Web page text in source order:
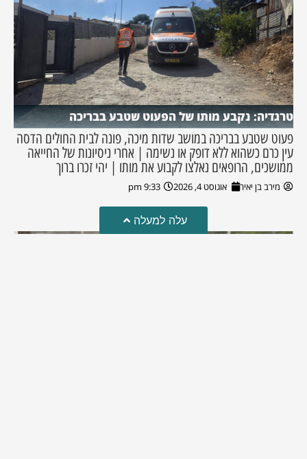
טרגדיה: נקבע מותו של הפעוט שטבע בבריכה
פעוט שטבע בבריכה במושב שדות מיכה, פונה לבית החולים הדסה
עין כרם כשהוא ללא דופק או נשימה | אחרי ניסיונות של החייאה
ממושכים, הרופאים נאלצו לקבוע את מותו | יהי זכרו ברוך
מירב בן יאיר אוגוסט 4, 2026 9:33 pm
עלה למעלה